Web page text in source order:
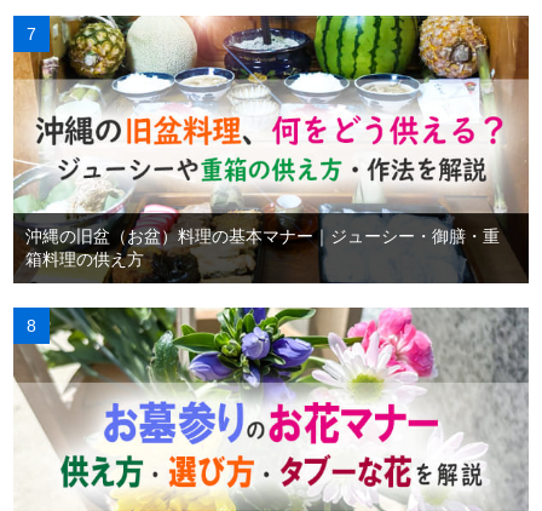
沖縄の旧盆（お盆）料理の基本マナー｜ジューシー・御膳・重
箱料理の供え方